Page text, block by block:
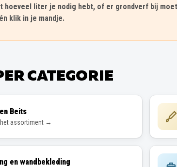
hoeveel liter je nodig hebt, of er grondverf bij
klik in je mandje.
CATEGORIE
Beits
het assortiment →
en wandbekleding